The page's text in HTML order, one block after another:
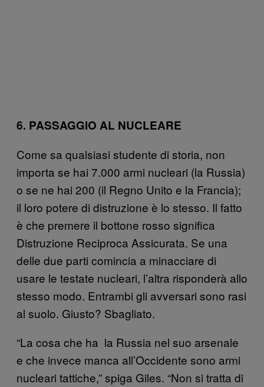
6. PASSAGGIO AL NUCLEARE
Come sa qualsiasi studente di storia, non
importa se hai 7.000 armi nucleari (la Russia)
o se ne hai 200 (il Regno Unito e la Francia);
il loro potere di distruzione è lo stesso. Il fatto
è che premere il bottone rosso significa
Distruzione Reciproca Assicurata. Se una
delle due parti comincia a minacciare di
usare le testate nucleari, l’altra risponderà allo
stesso modo. Entrambi gli avversari sono rasi
al suolo. Giusto? Sbagliato.
“La cosa che ha la Russia nel suo arsenale
e che invece manca all’Occidente sono armi
nucleari tattiche,” spiga Giles. “Non si tratta di